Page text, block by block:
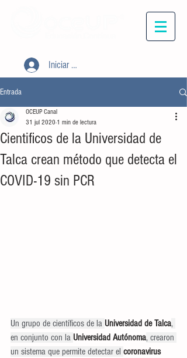
Iniciar sesión
Entrada
Cientificos de la Universidad de
Talca crean método que detecta el
COVID-19 sin PCR
OCEUP Canal
31 jul 2020 1 min de lectura
Un grupo de científicos de la Universidad de Talca,
en conjunto con la Universidad Autónoma, crearon
un sistema que permite detectar el coronavirus